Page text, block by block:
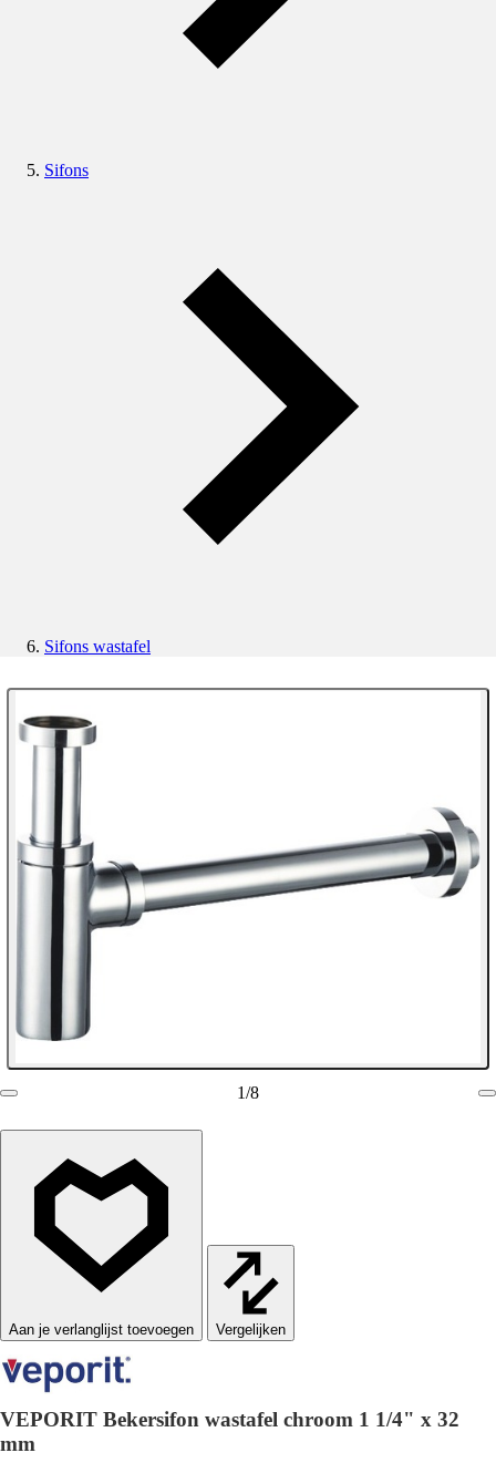
Sifons
Sifons wastafel
1/8
Vergelijken
VEPORIT Bekersifon wastafel chroom 1 1/4" x 32
mm